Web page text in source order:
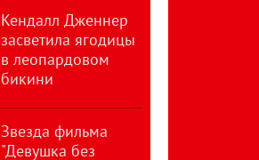
Кендалл Дженнер
засветила ягодицы
в леопардовом
бикини
Звезда фильма
"Девушка без